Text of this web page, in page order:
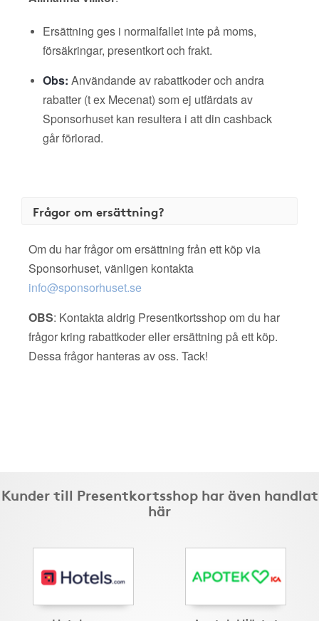
Ersättning ges i normalfallet inte på moms,
försäkringar, presentkort och frakt.
Obs: Användande av rabattkoder och andra
rabatter (t ex Mecenat) som ej utfärdats av
Sponsorhuset kan resultera i att din cashback
går förlorad.
Frågor om ersättning?
Om du har frågor om ersättning från ett köp via
Sponsorhuset, vänligen kontakta
info@sponsorhuset.se
OBS: Kontakta aldrig Presentkortsshop om du har
frågor kring rabattkoder eller ersättning på ett köp.
Dessa frågor hanteras av oss. Tack!
Kunder till Presentkortsshop har även handlat
här